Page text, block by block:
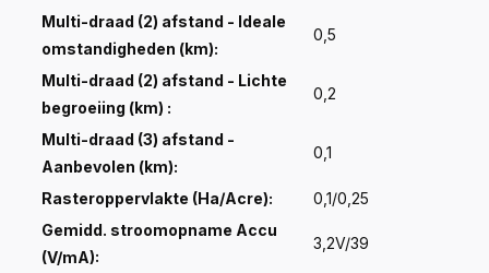
Multi-draad (2) afstand - Ideale
omstandigheden (km):
0,5
Multi-draad (2) afstand - Lichte
begroeiing (km) :
0,2
Multi-draad (3) afstand -
Aanbevolen (km):
0,1
Rasteroppervlakte (Ha/Acre):
0,1/0,25
Gemidd. stroomopname Accu
(V/mA):
3,2V/39